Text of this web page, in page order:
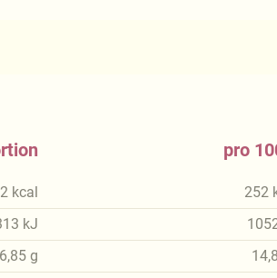
kcal
kJ
g
pro
252